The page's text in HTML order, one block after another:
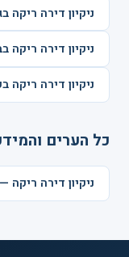
ניקיון דירה ריקה
ניקיון דירה ריקה
ניקיון דירה ריקה
כל הערים
ניקיון דירה